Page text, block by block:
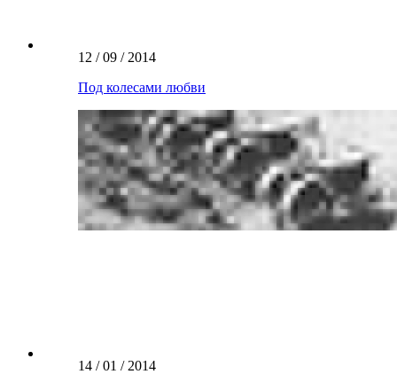
12 / 09 / 2014
Под колесами любви
14 / 01 / 2014